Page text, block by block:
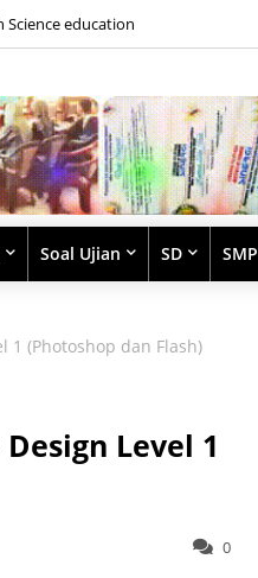
Science education
Soal Ujian SD SMP
1 (Photoshop dan Flash)
Level 1
0